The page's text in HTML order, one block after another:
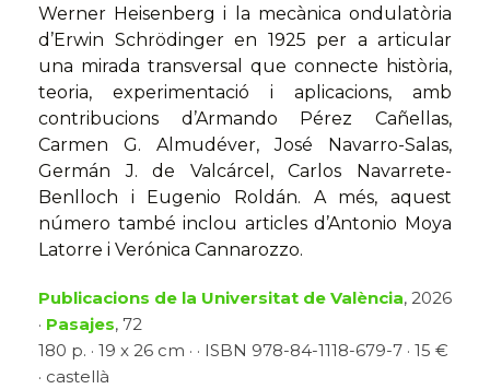
Werner Heisenberg i la mecànica ondulatòria
d’Erwin Schrödinger en 1925 per a articular
una mirada transversal que connecte història,
teoria, experimentació i aplicacions, amb
contribucions d’Armando Pérez Cañellas,
Carmen G. Almudéver, José Navarro-Salas,
Germán J. de Valcárcel, Carlos Navarrete-
Benlloch i Eugenio Roldán. A més, aquest
número també inclou articles d’Antonio Moya
Latorre i Verónica Cannarozzo.
Publicacions de la Universitat de València, 2026
· Pasajes, 72
180 p. · 19 x 26 cm · · ISBN 978-84-1118-679-7 · 15 €
· castellà